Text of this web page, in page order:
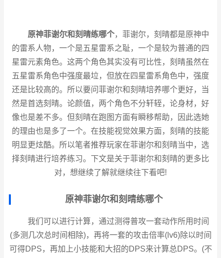
原神菲谢尔和刻晴练哪个，菲谢尔，刻晴都是原神中
的雷系人物，一个是五星雷系之耻，一个是较为普通的四
星雷元素角色。这两个角色其实没有可比性，刻晴虽然在
五星雷系角色中强度最垃，但放在四星雷系角色中，强度
还是比较高的。所以要问菲谢尔和刻晴培养哪个更好，当
然是首选刻晴。论颜值，两个角色不分轩轾，论身材，好
像也是差不多。但刻晴在跑图方面有瞬移帮助，因此选她
的理由也是多了一个。在技能视觉效果方面，刻晴的技能
明显更炫酷。所以笔者推荐玩家在菲谢尔和刻晴当中，选
择刻晴进行培养练习。下文是关于菲谢尔和刻晴的更多比
对，想继续了解就继续往下看吧!
原神菲谢尔和刻晴练哪个
我们可以进行计算，通过测得普攻一套动作所用时间
(多测几次总时间相除)，再将一套的攻击倍率(lv6)除以时间
可得DPS，再加上小技能和大招的DPS来计算总DPS。(不